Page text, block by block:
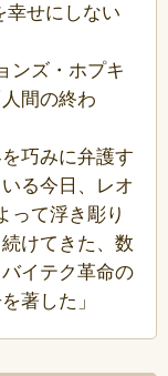
せにしない
ンズ・ホプキ
間の終わ
巧みに弁護す
る今日、レオ
って浮き彫り
けてきた、数
イテク革命の
著した」